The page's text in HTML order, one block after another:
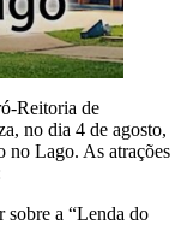
Reitoria de
no dia 4 de agosto,
no Lago. As atrações
sobre a “Lenda do